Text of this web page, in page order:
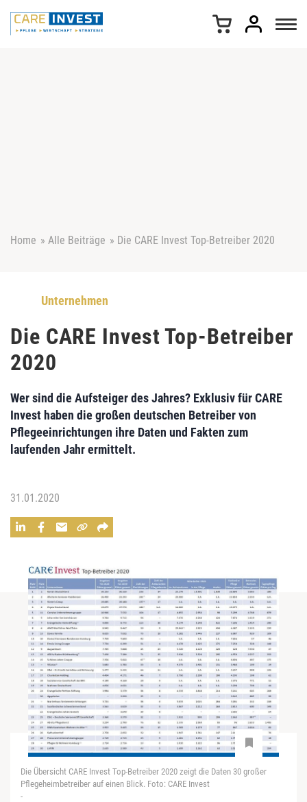
Home » Alle Beiträge » Die CARE Invest Top-Betreiber 2020
Unternehmen
Die CARE Invest Top-Betreiber
2020
Wer sind die Aufsteiger des Jahres? Exklusiv für CARE
Invest haben die großen deutschen Betreiber von
Pflegeeinrichtungen ihre Daten und Fakten zum
laufenden Jahr ermittelt.
31.01.2020
Die Übersicht CARE Invest Top-Betreiber 2020 zeigt die Daten 30 großer
Pflegeheimbetreiber auf einen Blick. Foto: CARE Invest
-